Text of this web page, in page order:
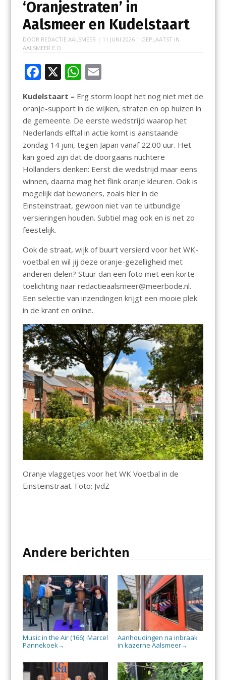
‘Oranjestraten’ in
Aalsmeer en Kudelstaart
DOOR REDACTIE AALSMEER | 11 JUNI 2026| GEPLAATST IN
AALSMEER E.O.
F
ac
e
b
o
o
k
X W
at
s
A
p
p
E
m
ai
l
Kudelstaart – Erg storm loopt het nog niet met de
oranje-support in de wijken, straten en op huizen in
de gemeente. De eerste wedstrijd waarop het
Nederlands elftal in actie komt is aanstaande
zondag 14 juni, tegen Japan vanaf 22.00 uur. Het
kan goed zijn dat de doorgaans nuchtere
Hollanders denken: Eerst die wedstrijd maar eens
winnen, daarna mag het flink oranje kleuren. Ook is
mogelijk dat bewoners, zoals hier in de
Einsteinstraat, gewoon niet van te uitbundige
versieringen houden. Subtiel mag ook en is net zo
feestelijk.
Ook de straat, wijk of buurt versierd voor het WK-
voetbal en wil jij deze oranje-gezelligheid met
anderen delen? Stuur dan een foto met een korte
toelichting naar redactieaalsmeer@meerbode.nl.
Een selectie van inzendingen krijgt een mooie plek
in de krant en online.
Oranje vlaggetjes voor het WK Voetbal in de
Einsteinstraat. Foto: JvdZ
Andere berichten
Music in the Air (166): Marcel
Pannekoek→
Aanhoudingen na inbraak
in kazerne Aalsmeer→